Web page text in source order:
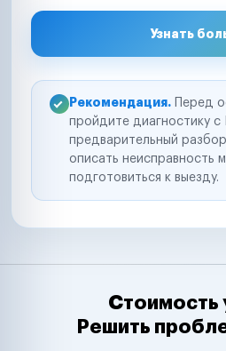
Узнать
Рекомендация. Перед
пройдите диагностику с
предварительный
описать неисправность
подготовиться к выезду.
Стоимость
Решить